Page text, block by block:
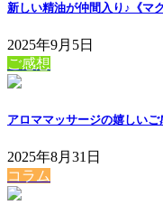
新しい精油が仲間入り♪《マ
2025年9月5日
ご感想
アロママッサージの嬉しいご
2025年8月31日
コラム